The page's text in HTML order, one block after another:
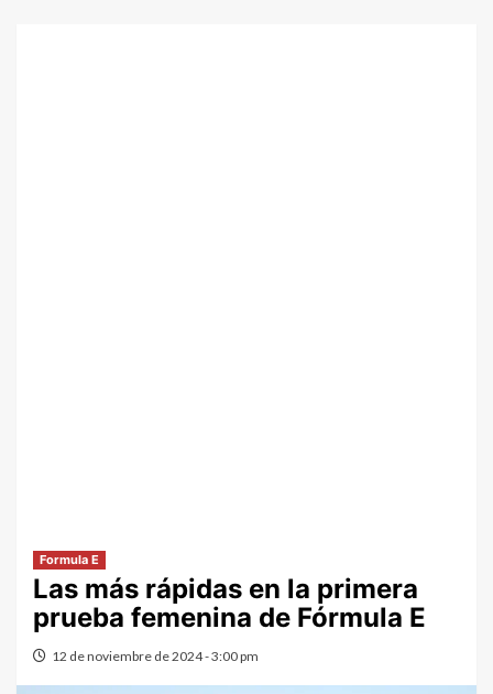
Formula E
Las más rápidas en la primera
prueba femenina de Fórmula E
12 de noviembre de 2024 - 3:00 pm